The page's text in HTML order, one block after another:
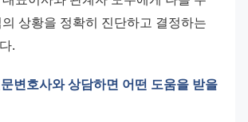
상황을 정확히 진단하고 결정하는
.
변호사와 상담하면 어떤 도움을 받을